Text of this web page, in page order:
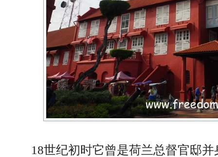
18世纪初时它曾是荷兰总督官邸